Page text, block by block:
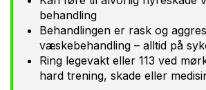
behandling
Behandlingen er rask og
væskebehandling – alltid på
Ring legevakt eller 113 ved
hard trening, skade eller